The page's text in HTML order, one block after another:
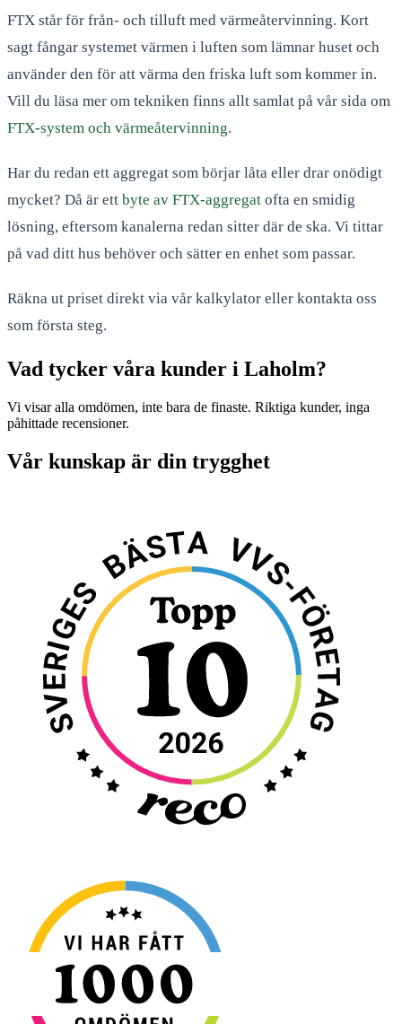
FTX står för från- och tilluft med värmeåtervinning. Kort
sagt fångar systemet värmen i luften som lämnar huset och
använder den för att värma den friska luft som kommer in.
Vill du läsa mer om tekniken finns allt samlat på vår sida om
FTX-system och värmeåtervinning.
Har du redan ett aggregat som börjar låta eller drar onödigt
mycket? Då är ett byte av FTX-aggregat ofta en smidig
lösning, eftersom kanalerna redan sitter där de ska. Vi tittar
på vad ditt hus behöver och sätter en enhet som passar.
Räkna ut priset direkt via vår kalkylator eller kontakta oss
som första steg.
Vad tycker våra kunder i Laholm?
Vi visar alla omdömen, inte bara de finaste. Riktiga kunder, inga
påhittade recensioner.
Vår kunskap är din trygghet